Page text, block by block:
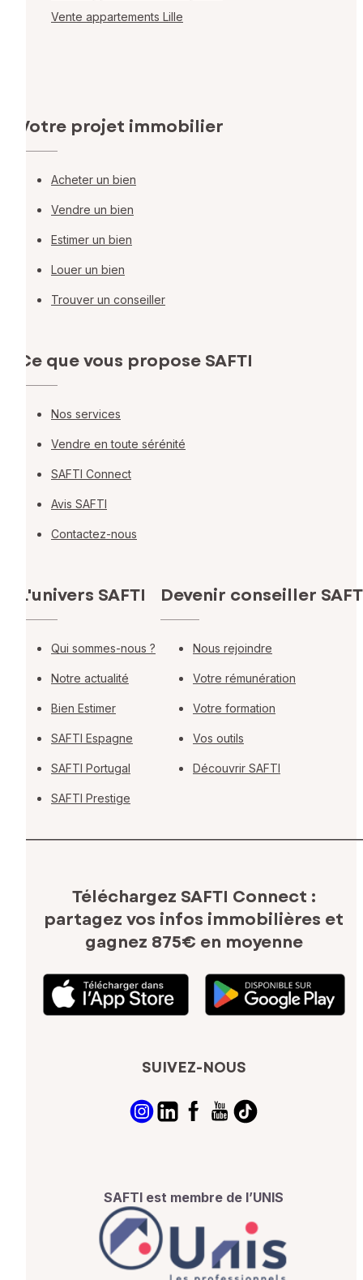
Vente appartements Lille
Votre projet immobilier
Acheter un bien
Vendre un bien
Estimer un bien
Louer un bien
Trouver un conseiller
Ce que vous propose SAFTI
Nos services
Vendre en toute sérénité
SAFTI Connect
Avis SAFTI
Contactez-nous
L'univers SAFTI
Qui sommes-nous ?
Notre actualité
Bien Estimer
SAFTI Espagne
SAFTI Portugal
SAFTI Prestige
Devenir conseiller
Nous rejoindre
Votre rémunération
Votre formation
Vos outils
Découvrir SAFTI
Téléchargez SAFTI Connect :
partagez vos infos immobilières et
gagnez 875€ en moyenne
SUIVEZ-NOUS
SAFTI est membre de l’UNIS